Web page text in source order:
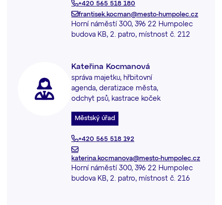
+420 565 518 180
frantisek.kocman@mesto-humpolec.cz
Horní náměstí 300, 396 22 Humpolec
budova KB, 2. patro, místnost č. 212
Kateřina Kocmanová
správa majetku, hřbitovní
agenda, deratizace města,
odchyt psů, kastrace koček
Městský úřad
+420 565 518 192
katerina.kocmanova@mesto-humpolec.cz
Horní náměstí 300, 396 22 Humpolec
budova KB, 2. patro, místnost č. 216